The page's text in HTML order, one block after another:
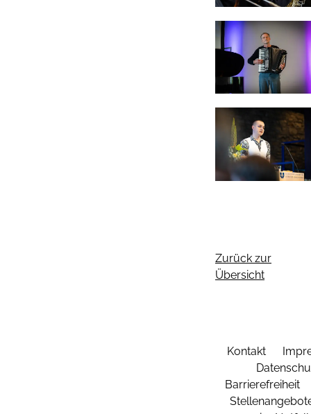
Zurück zur
Übersicht
Kontakt
Barrierefreiheit